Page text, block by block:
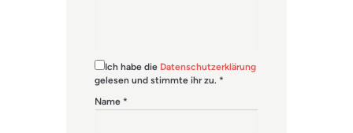
Ich habe die Datenschutzerklärung
gelesen und stimmte ihr zu. *
Name *